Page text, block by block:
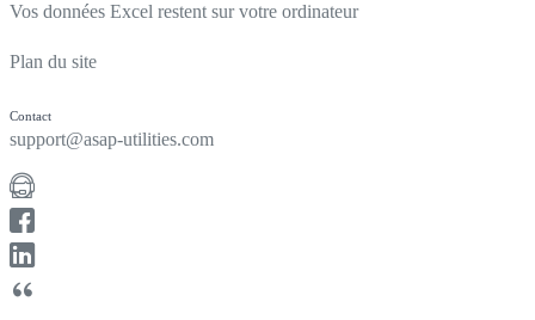
Vos données Excel restent sur votre ordinateur
Plan du site
Contact
support@asap-utilities.com